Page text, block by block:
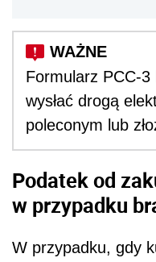
Formularz PCC-
wysłać drogą
poleconym lub
Podatek od
w przypadku
W przypadku, gdy